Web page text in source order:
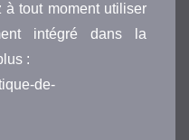
à tout moment utiliser
intégré dans la
:
de-